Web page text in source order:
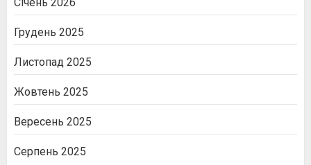
Грудень 2025
Листопад 2025
Жовтень 2025
Вересень 2025
Серпень 2025